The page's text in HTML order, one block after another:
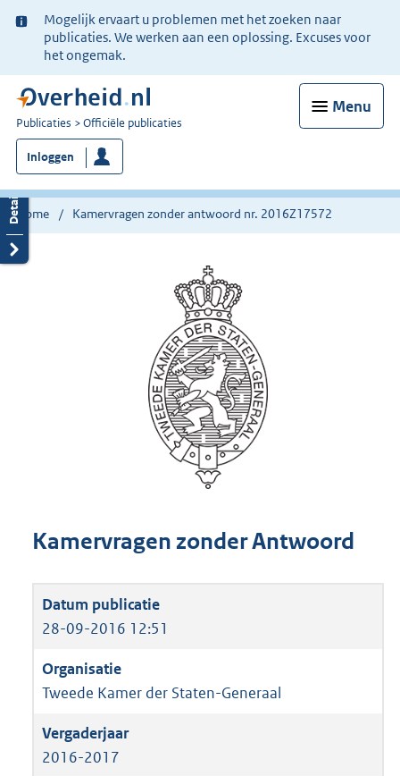
Ter
informatie:
Mogelijk ervaart u problemen met het zoeken naar
publicaties. We werken aan een oplossing. Excuses voor
het ongemak.
Menu
U
bent
nu
hier:
Publicaties Officiële publicaties
Inloggen
Home Kamervragen zonder antwoord nr. 2016Z17572
Kamervragen zonder Antwoord
28-09-2016 12:51
Tweede Kamer der Staten-Generaal
2016-2017